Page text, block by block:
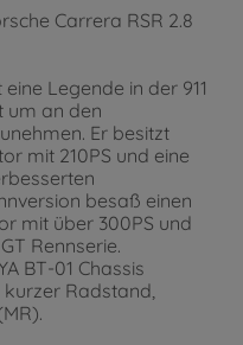
Carrera RSR 2.8
Legende in der 911
um an den
Er besitzt
mit 210PS und eine
besaß einen
mit über 300PS und
Rennserie.
BT-01 Chassis
Radstand,